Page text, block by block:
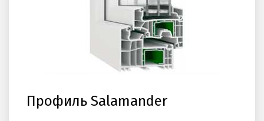
Профиль Salamander